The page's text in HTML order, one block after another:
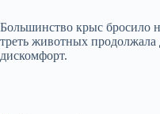
Большинство крыс бросило
треть животных продолжала
дискомфорт.